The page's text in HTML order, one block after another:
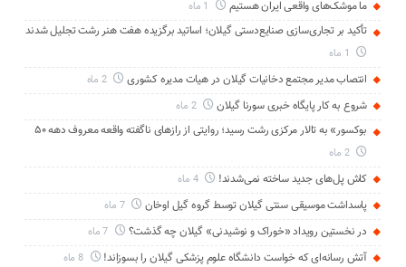
ما موشک‌های واقعی ایران هستیم
تأکید بر تجاری‌سازی صنایع‌دستی گیلان؛ اساتید برگزیده هفت هنر رشت تجلیل شدند
انتصاب مدیر مجتمع دخانیات گیلان در هیات مدیره کشوری 2 ماه
شروع به کار پایگاه خبری سورنا گیلان 2 ماه
بوکسور» به تالار مرکزی رشت رسید؛ روایتی از رازهای ناگفته واقعه معروف دهه ۵۰
2 ماه
کاش پل‌های جدید ساخته نمی‌شدند! 4 ماه
پاسداشت موسیقی سنتی گیلان توسط گروه گیل اوخان 7 ماه
در نخستین رویداد «خوراک و نوشیدنی» گیلان چه گذشت؟
آتش رسانه‌ای که خواست دانشگاه علوم پزشکی گیلان را بسوزاند! 8 ماه